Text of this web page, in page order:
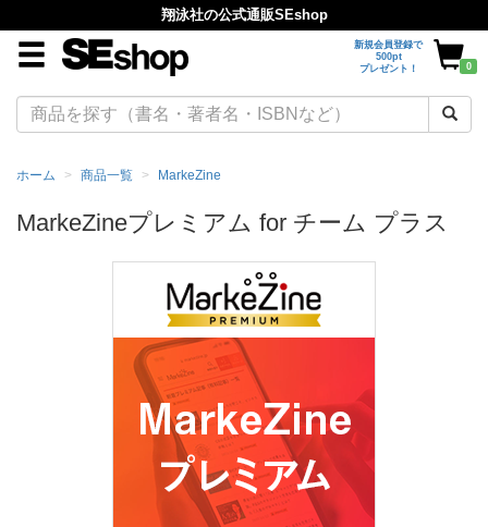
翔泳社の公式通販SEshop
新規会員登録で
500pt
プレゼント！
0
ホーム 商品一覧 MarkeZine
MarkeZineプレミアム for チーム プラス